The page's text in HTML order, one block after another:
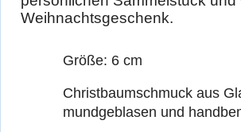
Weihnachtsgeschenk.
Größe: 6 cm
Christbaumschmuck aus
mundgeblasen und